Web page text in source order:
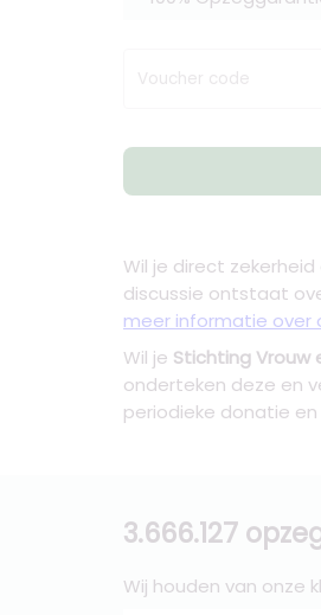
Voucher code
Wil je direct zekerheid
discussie ontstaat
meer informatie over
Wil je Stichting Vrouw
onderteken deze en
periodieke donatie
3.666.127
Wij houden van onze